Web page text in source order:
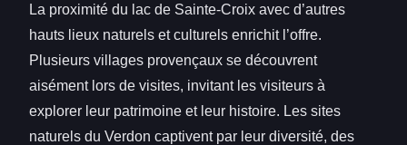
La proximité du lac de Sainte-Croix avec d’autres
hauts lieux naturels et culturels enrichit l’offre.
Plusieurs villages provençaux se découvrent
aisément lors de visites, invitant les visiteurs à
explorer leur patrimoine et leur histoire. Les sites
naturels du Verdon captivent par leur diversité, des